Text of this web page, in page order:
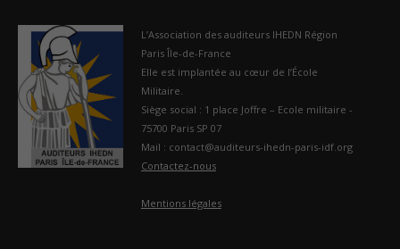
L’Association des auditeurs IHEDN Région
Paris Île-de-France
Elle est implantée au cœur de l’École
Militaire.
Siège social : 1 place Joffre – Ecole militaire -
75700 Paris SP 07
Mail : contact@auditeurs-ihedn-paris-idf.org
Contactez-nous
Mentions légales